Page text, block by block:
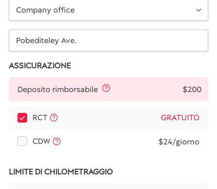
Company office
ASSICURAZIONE
Deposito rimborsabile $200
RCT GRATUITO
CDW $24/giorno
LIMITE DI CHILOMETRAGGIO